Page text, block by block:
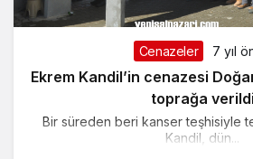
Cenazeler 7 yıl
Ekrem Kandil’in cenazesi
toprağa verildi
Bir süreden beri kanser teşhisiyle
Kandil, dün...